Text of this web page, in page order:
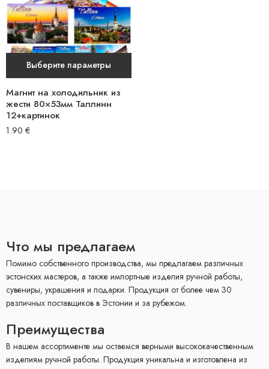
Выберите параметры
Магнит на холодильник из
жести 80×53мм Таллинн
12+картинок
1.90 €
Что мы предлагаем
Помимо собственного производства, мы предлагаем различных
эстонских мастеров, а также импортные изделия ручной работы,
сувениры, украшения и подарки. Продукция от более чем 30
различных поставщиков в Эстонии и за рубежом.
Преимущества
В нашем ассортименте мы остаемся верными высококачественным
изделиям ручной работы. Продукция уникальна и изготовлена ​​из